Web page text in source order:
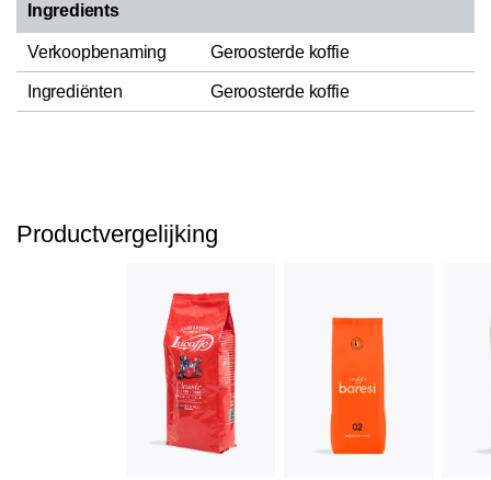
Ingredients
Verkoopbenaming Geroosterde koffie
Ingrediënten Geroosterde koffie
Productvergelijking